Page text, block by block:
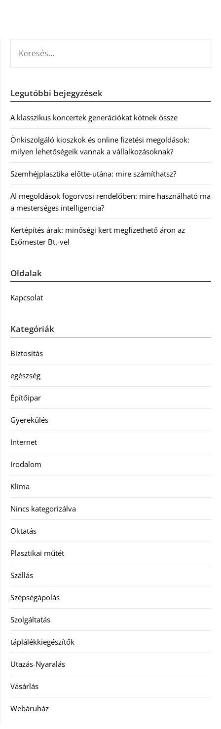
Legutóbbi bejegyzések
A klasszikus koncertek generációkat kötnek össze
Önkiszolgáló kioszkok és online fizetési megoldások:
milyen lehetőségeik vannak a vállalkozásoknak?
Szemhéjplasztika előtte-utána: mire számíthatsz?
AI megoldások fogorvosi rendelőben: mire használható ma
a mesterséges intelligencia?
Kertépítés árak: minőségi kert megfizethető áron az
Esőmester Bt.-vel
Oldalak
Kapcsolat
Kategóriák
Biztosítás
egészség
Építőipar
Gyerekülés
Internet
Irodalom
Klíma
Nincs kategorizálva
Oktatás
Plasztikai műtét
Szállás
Szépségápolás
Szolgáltatás
táplálékkiegészítők
Utazás-Nyaralás
Vásárlás
Webáruház